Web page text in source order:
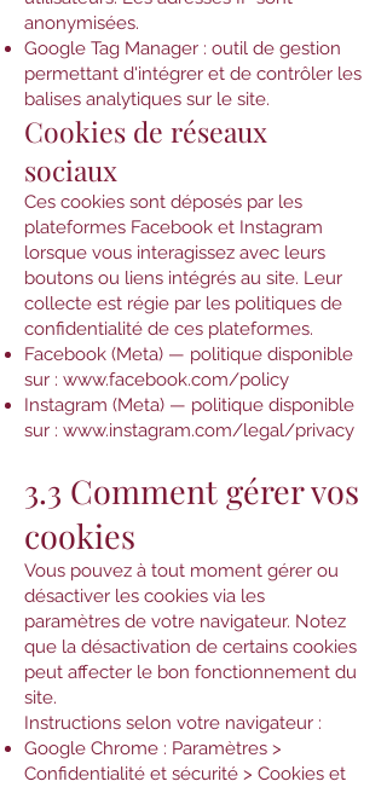
anonymisées.
Google Tag Manager : outil de gestion
permettant d'intégrer et de contrôler les
balises analytiques sur le site.
Cookies de réseaux
sociaux
Ces cookies sont déposés par les
plateformes Facebook et Instagram
lorsque vous interagissez avec leurs
boutons ou liens intégrés au site. Leur
collecte est régie par les politiques de
confidentialité de ces plateformes.
Facebook (Meta) — politique disponible
sur : www.facebook.com/policy
Instagram (Meta) — politique disponible
sur : www.instagram.com/legal/privacy
3.3 Comment gérer vos
cookies
Vous pouvez à tout moment gérer ou
désactiver les cookies via les
paramètres de votre navigateur. Notez
que la désactivation de certains cookies
peut affecter le bon fonctionnement du
site.
Instructions selon votre navigateur :
Google Chrome : Paramètres >
Confidentialité et sécurité > Cookies et